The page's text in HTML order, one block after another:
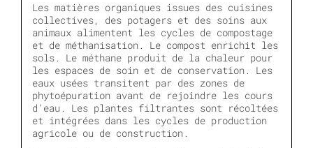
Les matières organiques issues des cuisines
collectives, des potagers et des soins aux
animaux alimentent les cycles de compostage
et de méthanisation. Le compost enrichit les
sols. Le méthane produit de la chaleur pour
les espaces de soin et de conservation. Les
eaux usées transitent par des zones de
phytoépuration avant de rejoindre les cours
d’eau. Les plantes filtrantes sont récoltées
et intégrées dans les cycles de production
agricole ou de construction.